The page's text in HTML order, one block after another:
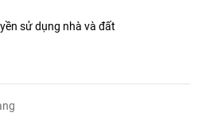
sử dụng nhà và đất